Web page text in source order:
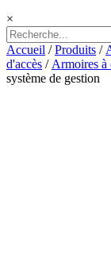
×
Accueil /Produits /
d'accès /Armoires à
système de gestion